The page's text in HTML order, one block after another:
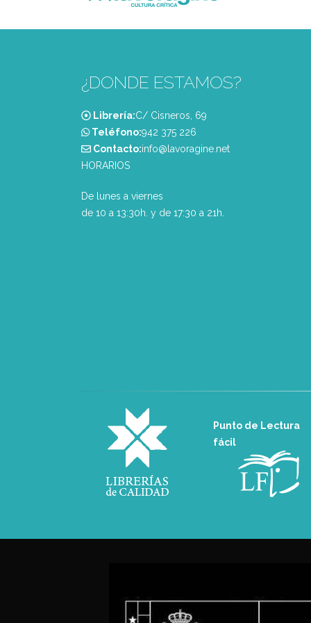
¿DONDE ESTAMOS?
Librería:C/ Cisneros, 69
Teléfono:‭942 375 226‬
Contacto:info@lavoragine.net
HORARIOS
De lunes a viernes
de 10 a 13:30h. y de 17:30 a 21h.
Punto de Lectura
fácil